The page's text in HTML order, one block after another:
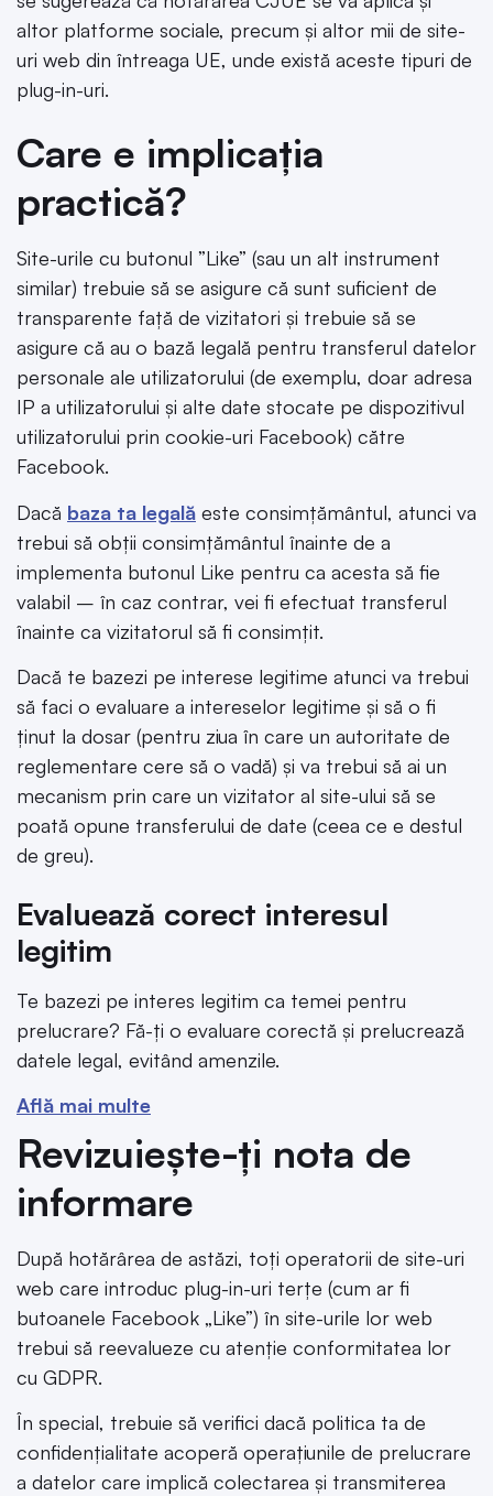
altor platforme sociale, precum și altor mii de site-
uri web din întreaga UE, unde există aceste tipuri de
plug-in-uri.
Care e implicația
practică?
Site-urile cu butonul ”Like” (sau un alt instrument
similar) trebuie să se asigure că sunt suficient de
transparente față de vizitatori și trebuie să se
asigure că au o bază legală pentru transferul datelor
personale ale utilizatorului (de exemplu, doar adresa
IP a utilizatorului și alte date stocate pe dispozitivul
utilizatorului prin cookie-uri Facebook) către
Facebook.
Dacă baza ta legală este consimțământul, atunci va
trebui să obții consimțământul înainte de a
implementa butonul Like pentru ca acesta să fie
valabil – în caz contrar, vei fi efectuat transferul
înainte ca vizitatorul să fi consimțit.
Dacă te bazezi pe interese legitime atunci va trebui
să faci o evaluare a intereselor legitime și să o fi
ținut la dosar (pentru ziua în care un autoritate de
reglementare cere să o vadă) și va trebui să ai un
mecanism prin care un vizitator al site-ului să se
poată opune transferului de date (ceea ce e destul
de greu).
Evaluează corect interesul
legitim
Te bazezi pe interes legitim ca temei pentru
prelucrare? Fă-ți o evaluare corectă și prelucrează
datele legal, evitând amenzile.
Află mai multe
Revizuiește-ți nota de
informare
După hotărârea de astăzi, toți operatorii de site-uri
web care introduc plug-in-uri terțe (cum ar fi
butoanele Facebook „Like”) în site-urile lor web
trebui să reevalueze cu atenție conformitatea lor
cu GDPR.
În special, trebuie să verifici dacă politica ta de
confidențialitate acoperă operațiunile de prelucrare
a datelor care implică colectarea și transmiterea